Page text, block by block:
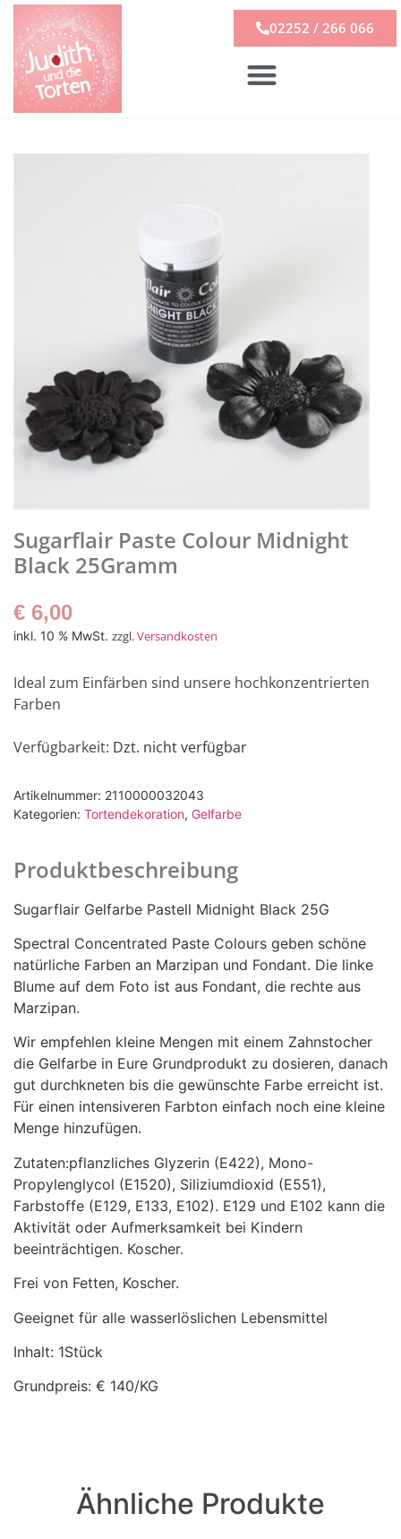
02252 / 266 066
Sugarflair Paste Colour Midnight
Black 25Gramm
€ 6,00
inkl. 10 % MwSt. zzgl.Versandkosten
Ideal zum Einfärben sind unsere hochkonzentrierten
Farben
Verfügbarkeit: Dzt. nicht verfügbar
Artikelnummer: 2110000032043
Kategorien: Tortendekoration, Gelfarbe
Produktbeschreibung
Sugarflair Gelfarbe Pastell Midnight Black 25G
Spectral Concentrated Paste Colours geben schöne
natürliche Farben an Marzipan und Fondant. Die linke
Blume auf dem Foto ist aus Fondant, die rechte aus
Marzipan.
Wir empfehlen kleine Mengen mit einem Zahnstocher
die Gelfarbe in Eure Grundprodukt zu dosieren, danach
gut durchkneten bis die gewünschte Farbe erreicht ist.
Für einen intensiveren Farbton einfach noch eine kleine
Menge hinzufügen.
Zutaten:pflanzliches Glyzerin (E422), Mono-
Propylenglycol (E1520), Siliziumdioxid (E551),
Farbstoffe (E129, E133, E102). E129 und E102 kann die
Aktivität oder Aufmerksamkeit bei Kindern
beeinträchtigen. Koscher.
Frei von Fetten, Koscher.
Geeignet für alle wasserlöslichen Lebensmittel
Inhalt: 1Stück
Grundpreis: € 140/KG
Ähnliche Produkte